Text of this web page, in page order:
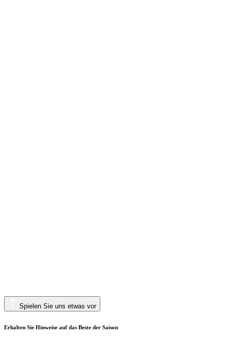
Spielen Sie uns etwas vor
Erhalten Sie Hinweise auf das Beste der Saison